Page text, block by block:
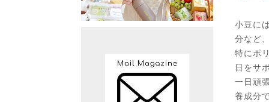
小豆に
分など
特にポ
日をサ
一日頑
養成分